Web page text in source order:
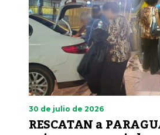
30 de julio de 2026
RESCATAN a